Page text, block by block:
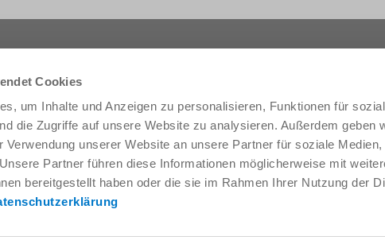
Cookies
um Inhalte und Anzeigen zu personalisieren, Funktionen für
die Zugriffe auf unsere Website zu analysieren. Außerdem geben
Verwendung unserer Website an unsere Partner für soziale Medien,
Partner führen diese Informationen möglicherweise mit
bereitgestellt haben oder die sie im Rahmen Ihrer Nutzung der
Interlocuteurs
Service
données
THE KNOW-HOW
Salons et événements
Zimmer Group